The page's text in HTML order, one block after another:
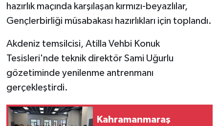
hazırlık maçında karşılaşan kırmızı-beyazlılar,
Gençlerbirliği müsabakası hazırlıkları için toplandı.
Akdeniz temsilcisi, Atilla Vehbi Konuk
Tesisleri'nde teknik direktör Sami Uğurlu
gözetiminde yenilenme antrenmanı
gerçekleştirdi.
Kahramanmaraş